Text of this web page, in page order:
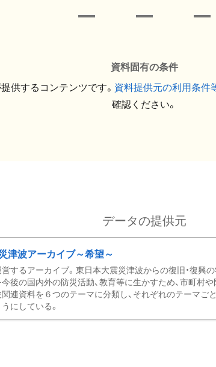
資料固有の条件
供するコンテンツです。 資料提供元の利用条件
確認ください。
データの提供元
津波アーカイブ～希望～
するアーカイブ。東日本大震災津波からの復旧・復興
後の国内外の防災活動、教育等に生かすため、市町村
連資料を６つのテーマに分類し、それぞれのテーマ
にしている。